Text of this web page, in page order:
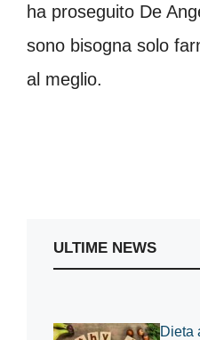
ha proseguito De
sono bisogna solo
al meglio.
ULTIME NEWS
Dieta